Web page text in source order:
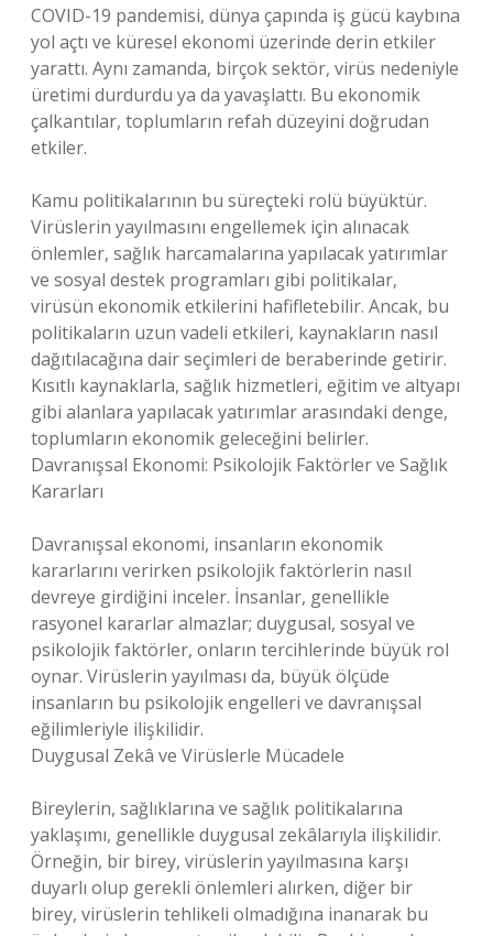
COVID-19 pandemisi, dünya çapında iş gücü kaybına
yol açtı ve küresel ekonomi üzerinde derin etkiler
yarattı. Aynı zamanda, birçok sektör, virüs nedeniyle
üretimi durdurdu ya da yavaşlattı. Bu ekonomik
çalkantılar, toplumların refah düzeyini doğrudan
etkiler.
Kamu politikalarının bu süreçteki rolü büyüktür.
Virüslerin yayılmasını engellemek için alınacak
önlemler, sağlık harcamalarına yapılacak yatırımlar
ve sosyal destek programları gibi politikalar,
virüsün ekonomik etkilerini hafifletebilir. Ancak, bu
politikaların uzun vadeli etkileri, kaynakların nasıl
dağıtılacağına dair seçimleri de beraberinde getirir.
Kısıtlı kaynaklarla, sağlık hizmetleri, eğitim ve altyapı
gibi alanlara yapılacak yatırımlar arasındaki denge,
toplumların ekonomik geleceğini belirler.
Davranışsal Ekonomi: Psikolojik Faktörler ve Sağlık
Kararları
Davranışsal ekonomi, insanların ekonomik
kararlarını verirken psikolojik faktörlerin nasıl
devreye girdiğini inceler. İnsanlar, genellikle
rasyonel kararlar almazlar; duygusal, sosyal ve
psikolojik faktörler, onların tercihlerinde büyük rol
oynar. Virüslerin yayılması da, büyük ölçüde
insanların bu psikolojik engelleri ve davranışsal
eğilimleriyle ilişkilidir.
Duygusal Zekâ ve Virüslerle Mücadele
Bireylerin, sağlıklarına ve sağlık politikalarına
yaklaşımı, genellikle duygusal zekâlarıyla ilişkilidir.
Örneğin, bir birey, virüslerin yayılmasına karşı
duyarlı olup gerekli önlemleri alırken, diğer bir
birey, virüslerin tehlikeli olmadığına inanarak bu